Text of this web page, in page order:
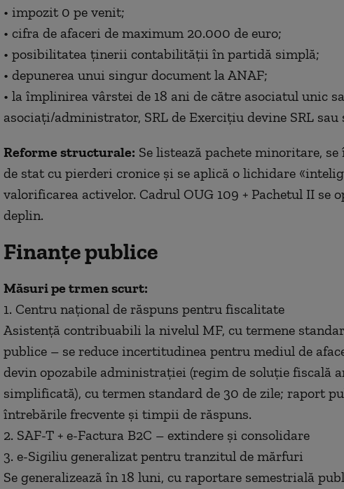
• impozit 0 pe venit;
• cifra de afaceri de maximum 20.000 de euro;
• posibilitatea ţinerii contabilităţii în partidă simplă;
• depunerea unui singur document la ANAF;
• la împlinirea vârstei de 18 ani de către asociatul unic
asociaţi/administrator, SRL de Exerciţiu devine SRL sau
Reforme structurale: Se listează pachete minoritare,
de stat cu pierderi cronice și se aplică o lichidare
valorificarea activelor. Cadrul OUG 109 + Pachetul II se
deplin.
Finanțe publice
Măsuri pe trmen scurt:
1. Centru național de răspuns pentru fiscalitate
Asistență contribuabili la nivelul MF, cu termene
publice – se reduce incertitudinea pentru mediul de
devin opozabile administrației (regim de soluție fiscală
simplificată), cu termen standard de 30 de zile; raport
întrebările frecvente și timpii de răspuns.
2. SAF-T + e-Factura B2C – extindere și consolidare
3. e-Sigiliu generalizat pentru tranzitul de mărfuri
Se generalizează în 18 luni, cu raportare semestrială